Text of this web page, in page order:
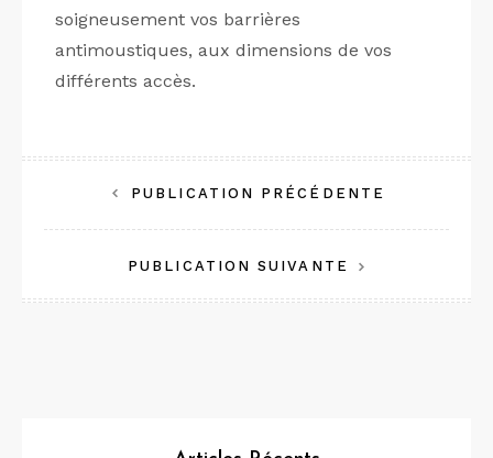
soigneusement vos barrières
antimoustiques, aux dimensions de vos
différents accès.
Navigation
de
l’article
PUBLICATION PRÉCÉDENTE
PUBLICATION SUIVANTE